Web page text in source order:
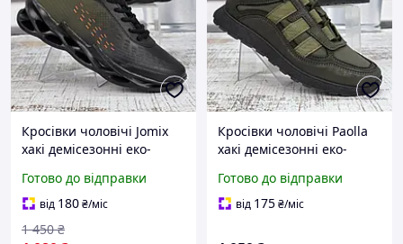
Кросівки чоловічі Jomix
хакі демісезонні еко-
Готово до відправки
від 180₴/міс
1 450 ₴
Кросівки чоловічі Paolla
хакі демісезонні еко-
Готово до відправки
від 175₴/міс